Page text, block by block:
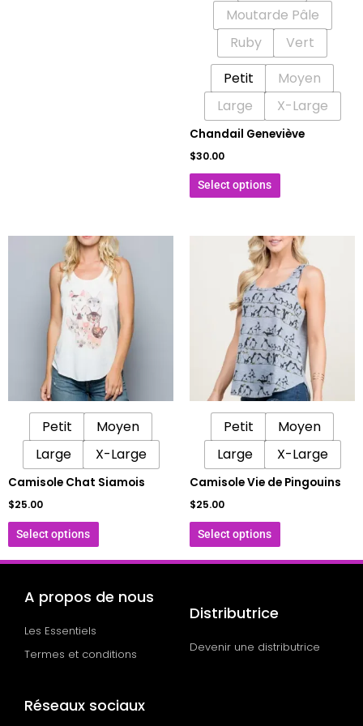
Moutarde Pâle
Ruby
Vert
Petit
Moyen
Large
X-Large
Chandail Geneviève
$30.00
Select options
Petit
Moyen
Large
X-Large
Camisole Chat Siamois
$25.00
Select options
Ce
produit
plusieurs
variations.
Les
options
peuvent
choisies
sur
la
page
produit
Petit
Moyen
Large
X-Large
Camisole Vie de Pingouins
$25.00
Select options
Ce
produit
a
plusieurs
variations.
Les
options
peuvent
choisies
sur
la
page
produit
A propos de nous
Les Essentiels
Termes et conditions
Distributrice
Devenir une distributrice
Réseaux sociaux